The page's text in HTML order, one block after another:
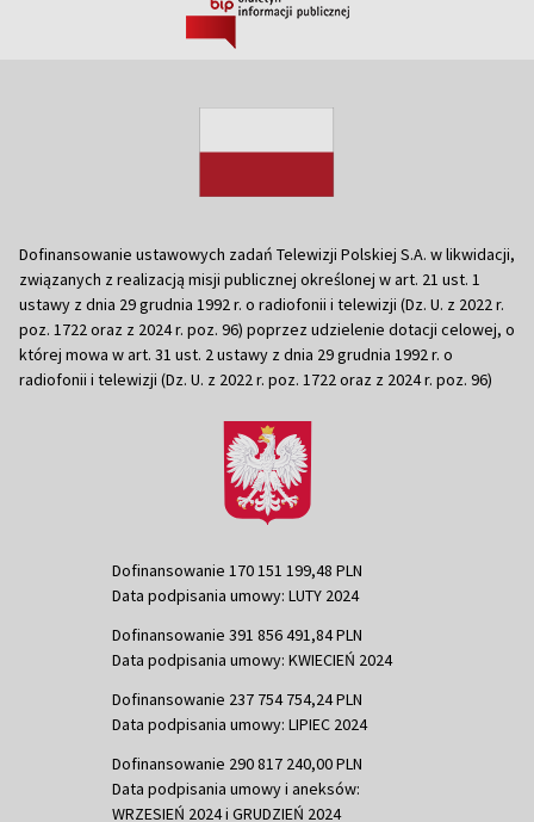
Dofinansowanie ustawowych zadań Telewizji Polskiej S.A. w likwidacji,
związanych z realizacją misji publicznej określonej w art. 21 ust. 1
ustawy z dnia 29 grudnia 1992 r. o radiofonii i telewizji (Dz. U. z 2022 r.
poz. 1722 oraz z 2024 r. poz. 96) poprzez udzielenie dotacji celowej, o
której mowa w art. 31 ust. 2 ustawy z dnia 29 grudnia 1992 r. o
radiofonii i telewizji (Dz. U. z 2022 r. poz. 1722 oraz z 2024 r. poz. 96)
Dofinansowanie 170 151 199,48 PLN
Data podpisania umowy: LUTY 2024
Dofinansowanie 391 856 491,84 PLN
Data podpisania umowy: KWIECIEŃ 2024
Dofinansowanie 237 754 754,24 PLN
Data podpisania umowy: LIPIEC 2024
Dofinansowanie 290 817 240,00 PLN
Data podpisania umowy i aneksów:
WRZESIEŃ 2024 i GRUDZIEŃ 2024